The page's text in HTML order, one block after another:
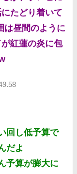
たどり着いて
は昼間のように
紅蓮の炎に包
回し低予算で
だよ
予算が膨大に